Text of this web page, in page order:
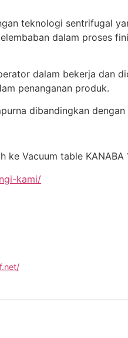
teknologi sentrifugal
dalam proses
dalam bekerja dan
penanganan produk.
dibandingkan
ke Vacuum table KANABA
kami/